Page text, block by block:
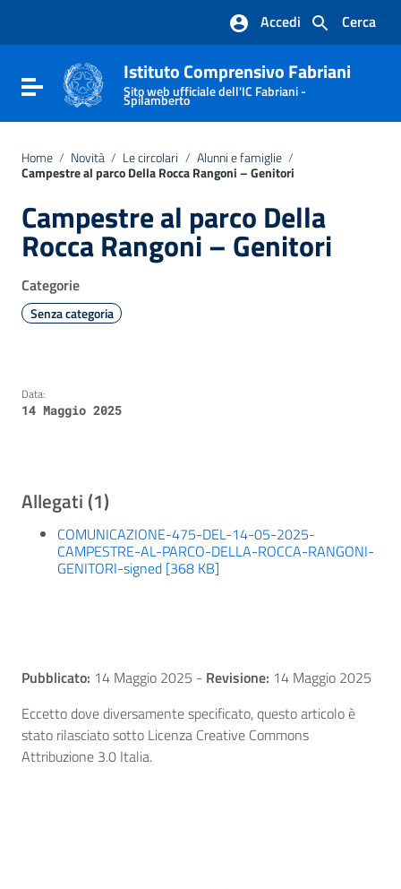
Vai al footer
Cerca
Accedi
Attiva / disattiva la navigazione
Istituto Comprensivo Fabriani
Sito web ufficiale dell'IC Fabriani -
Spilamberto
Home / Novità / Le circolari / Alunni e famiglie /
Campestre al parco Della Rocca Rangoni – Genitori
Campestre al parco Della
Rocca Rangoni – Genitori
Categorie
Senza categoria
Data:
14 Maggio 2025
Allegati (1)
COMUNICAZIONE-475-DEL-14-05-2025-
CAMPESTRE-AL-PARCO-DELLA-ROCCA-RANGONI-
GENITORI-signed [368 KB]
Pubblicato: 14 Maggio 2025 - Revisione: 14 Maggio 2025
Eccetto dove diversamente specificato, questo articolo è
stato rilasciato sotto Licenza Creative Commons
Attribuzione 3.0 Italia.